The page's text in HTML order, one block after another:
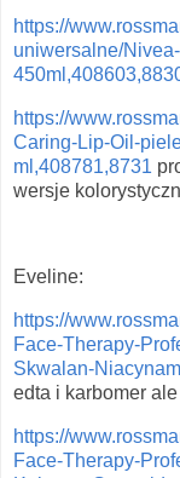
https://
uniwersalne/
https://
Caring-Lip-Oil-
ml,408781,8731
wersje
Eveline:
https://
Face-Therapy-
Skwalan-
edta i karbomer
https://
Face-Therapy-